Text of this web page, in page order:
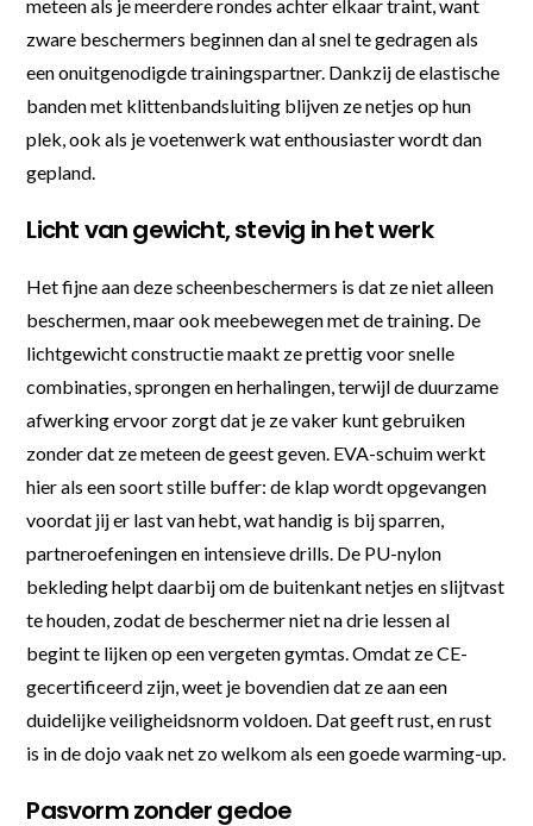
meteen als je meerdere rondes achter elkaar traint, want
zware beschermers beginnen dan al snel te gedragen als
een onuitgenodigde trainingspartner. Dankzij de elastische
banden met klittenbandsluiting blijven ze netjes op hun
plek, ook als je voetenwerk wat enthousiaster wordt dan
gepland.
Licht van gewicht, stevig in het werk
Het fijne aan deze scheenbeschermers is dat ze niet alleen
beschermen, maar ook meebewegen met de training. De
lichtgewicht constructie maakt ze prettig voor snelle
combinaties, sprongen en herhalingen, terwijl de duurzame
afwerking ervoor zorgt dat je ze vaker kunt gebruiken
zonder dat ze meteen de geest geven. EVA-schuim werkt
hier als een soort stille buffer: de klap wordt opgevangen
voordat jij er last van hebt, wat handig is bij sparren,
partneroefeningen en intensieve drills. De PU-nylon
bekleding helpt daarbij om de buitenkant netjes en slijtvast
te houden, zodat de beschermer niet na drie lessen al
begint te lijken op een vergeten gymtas. Omdat ze CE-
gecertificeerd zijn, weet je bovendien dat ze aan een
duidelijke veiligheidsnorm voldoen. Dat geeft rust, en rust
is in de dojo vaak net zo welkom als een goede warming-up.
Pasvorm zonder gedoe